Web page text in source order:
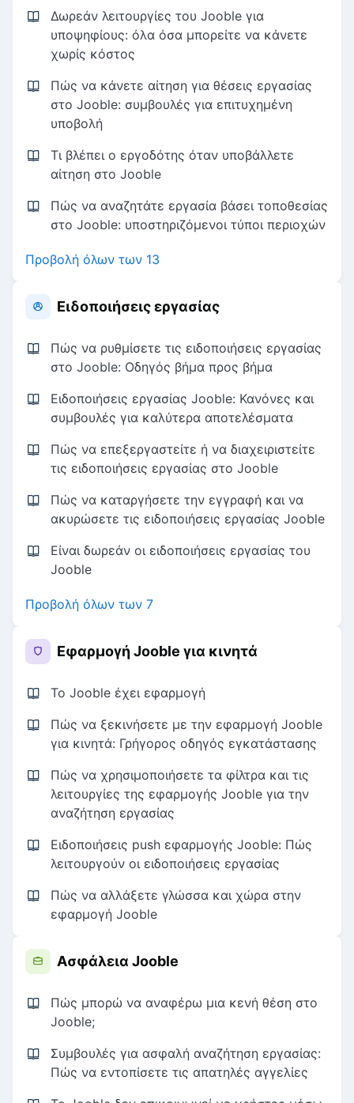
Δωρεάν λειτουργίες του Jooble για
υποψηφίους: όλα όσα μπορείτε να κάνετε
χωρίς κόστος
Πώς να κάνετε αίτηση για θέσεις εργασίας
στο Jooble: συμβουλές για επιτυχημένη
υποβολή
Τι βλέπει ο εργοδότης όταν υποβάλλετε
αίτηση στο Jooble
Πώς να αναζητάτε εργασία βάσει τοποθεσίας
στο Jooble: υποστηριζόμενοι τύποι περιοχών
Προβολή όλων των 13
Ειδοποιήσεις εργασίας
Πώς να ρυθμίσετε τις ειδοποιήσεις εργασίας
στο Jooble: Οδηγός βήμα προς βήμα
Ειδοποιήσεις εργασίας Jooble: Κανόνες και
συμβουλές για καλύτερα αποτελέσματα
Πώς να επεξεργαστείτε ή να διαχειριστείτε
τις ειδοποιήσεις εργασίας στο Jooble
Πώς να καταργήσετε την εγγραφή και να
ακυρώσετε τις ειδοποιήσεις εργασίας Jooble
Είναι δωρεάν οι ειδοποιήσεις εργασίας του
Jooble
Προβολή όλων των 7
Εφαρμογή Jooble για κινητά
Το Jooble έχει εφαρμογή
Πώς να ξεκινήσετε με την εφαρμογή Jooble
για κινητά: Γρήγορος οδηγός εγκατάστασης
Πώς να χρησιμοποιήσετε τα φίλτρα και τις
λειτουργίες της εφαρμογής Jooble για την
αναζήτηση εργασίας
Ειδοποιήσεις push εφαρμογής Jooble: Πώς
λειτουργούν οι ειδοποιήσεις εργασίας
Πώς να αλλάξετε γλώσσα και χώρα στην
εφαρμογή Jooble
Ασφάλεια Jooble
Πώς μπορώ να αναφέρω μια κενή θέση στο
Jooble;
Συμβουλές για ασφαλή αναζήτηση εργασίας:
Πώς να εντοπίσετε τις απατηλές αγγελίες